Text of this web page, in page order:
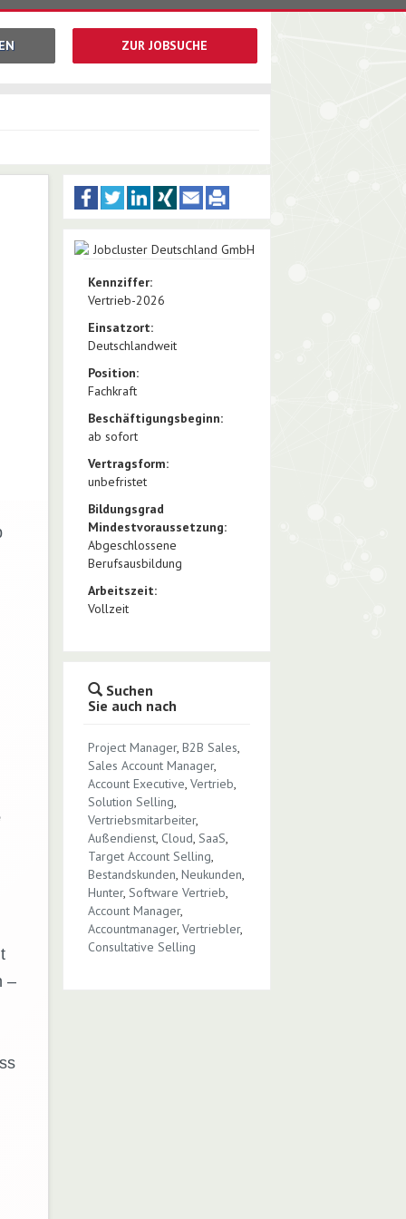
ZUR JOBSUCHE
–
Kennziffer:
Vertrieb-2026
Einsatzort:
Deutschlandweit
Position:
Fachkraft
Beschäftigungsbeginn:
ab sofort
Vertragsform:
unbefristet
Bildungsgrad
Mindestvoraussetzung:
Abgeschlossene
Berufsausbildung
Arbeitszeit:
Vollzeit
Suchen
Sie auch nach
Project Manager, B2B Sales,
Sales Account Manager,
Account Executive, Vertrieb,
Solution Selling,
Vertriebsmitarbeiter,
Außendienst, Cloud, SaaS,
Target Account Selling,
Bestandskunden, Neukunden,
Hunter, Software Vertrieb,
Account Manager,
Accountmanager, Vertriebler,
Consultative Selling